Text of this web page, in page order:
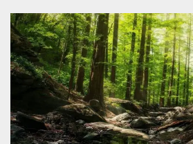
Necessari Marketing
I cookie strettamente necessari o tecnici
indispensabili al funzionamento del sito. I
servizi qui presenti non potranno
senza.
Nome
Provider /
Dominio
cf_clearance
Cloudflare,
Inc.